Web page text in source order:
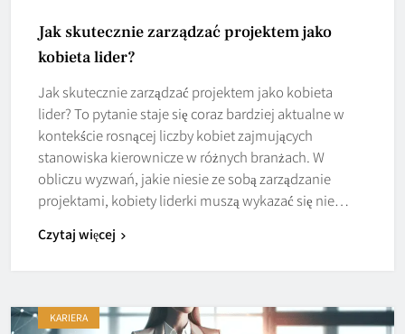
Jak skutecznie zarządzać projektem jako
kobieta lider?
Jak skutecznie zarządzać projektem jako kobieta
lider? To pytanie staje się coraz bardziej aktualne w
kontekście rosnącej liczby kobiet zajmujących
stanowiska kierownicze w różnych branżach. W
obliczu wyzwań, jakie niesie ze sobą zarządzanie
projektami, kobiety liderki muszą wykazać się nie…
Czytaj więcej
KARIERA